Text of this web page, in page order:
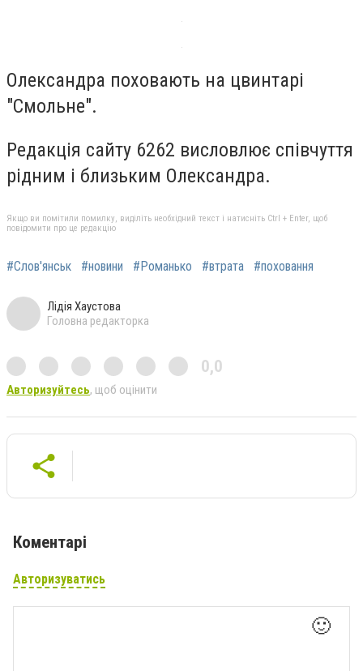
Олександра поховають на цвинтарі
"Смольне".
Редакція сайту 6262 висловлює співчуття
рідним і близьким Олександра.
Якщо ви помітили помилку, виділіть необхідний текст і натисніть Ctrl + Enter, щоб
повідомити про це редакцію
#Слов'янськ #новини #Романько #втрата #поховання
Лідія Хаустова
Головна редакторка
0,0
Авторизуйтесь, щоб оцінити
Коментарі
Авторизуватись
🙂